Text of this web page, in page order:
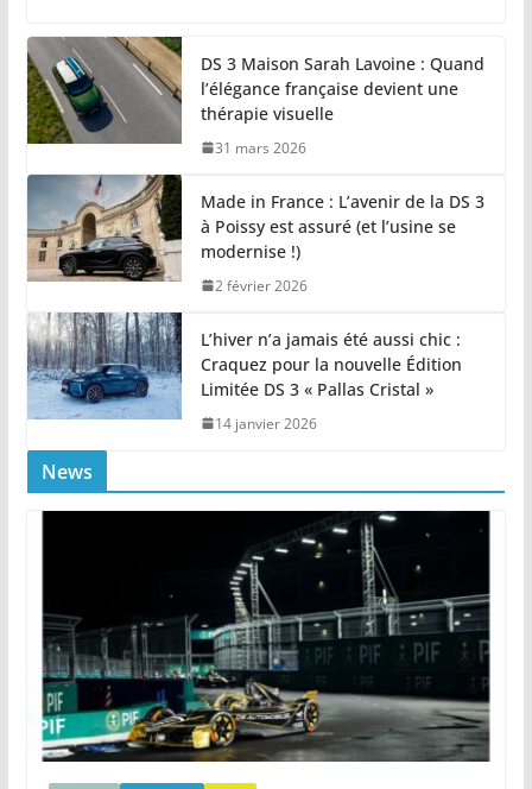
DS 3 Maison Sarah Lavoine : Quand
l’élégance française devient une
thérapie visuelle
31 mars 2026
Made in France : L’avenir de la DS 3
à Poissy est assuré (et l’usine se
modernise !)
2 février 2026
L’hiver n’a jamais été aussi chic :
Craquez pour la nouvelle Édition
Limitée DS 3 « Pallas Cristal »
14 janvier 2026
News